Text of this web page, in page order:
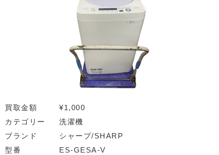
買取金額
¥1,000
カテゴリー
洗濯機
ブランド
シャープ/SHARP
型番
ES-GESA-V